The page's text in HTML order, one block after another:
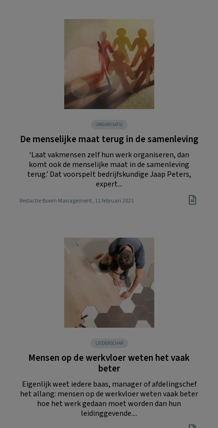
ORGANISATIE
De menselijke maat terug in de samenleving
‘Laat vakmensen zelf hun werk organiseren, dan
komt ook de menselijke maat in de samenleving
terug.’ Dat voorspelt bedrijfskundige Jaap Peters,
expert...
Redactie Boom Management, 11 februari 2021
LEIDERSCHAP
Mensen op de werkvloer weten het vaak
beter
Eigenlijk weet iedere baas, manager of afdelingschef
het allang: mensen op de werkvloer weten vaak beter
hoe het werk gedaan moet worden dan hun
leidinggevende....